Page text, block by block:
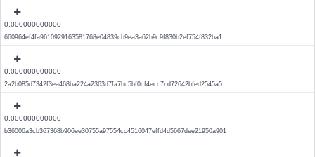
0.000000000000
660964ef4fa9610929163581768e04839cb9ea3a62b9c9f830b2ef754f832ba1
0.000000000000
2a2b085d7342f3ea468ba224a2363d7fa7bc5bf0cf4ecc7cd72642bfed2545a5
0.000000000000
b36006a3cb367368b906ee30755a97554cc4516047effd4d5667dee21950a901